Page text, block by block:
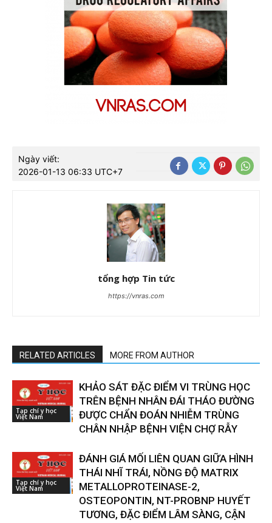
Ngày viết:
2026-01-13 06:33 UTC+7
tổng hợp Tin tức
https://vnras.com
RELATED ARTICLES MORE FROM AUTHOR
Tạp chí y học
Việt Nam
KHẢO SÁT ĐẶC ĐIỂM VI TRÙNG HỌC
TRÊN BỆNH NHÂN ĐÁI THÁO ĐƯỜNG
ĐƯỢC CHẨN ĐOÁN NHIỄM TRÙNG
CHÂN NHẬP BỆNH VIỆN CHỢ RẪY
Tạp chí y học
Việt Nam
ĐÁNH GIÁ MỐI LIÊN QUAN GIỮA HÌNH
THÁI NHĨ TRÁI, NỒNG ĐỘ MATRIX
METALLOPROTEINASE-2,
OSTEOPONTIN, NT-PROBNP HUYẾT
TƯƠNG, ĐẶC ĐIỂM LÂM SÀNG, CẬN